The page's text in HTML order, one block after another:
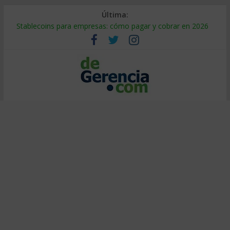
Última:
Stablecoins para empresas: cómo pagar y cobrar en 2026
Despido silencioso: qué es y por qué sale tan caro
IA en selección de personal: cómo auditarla a tiempo
Trabajo forzoso en la cadena de suministro: qué hacer
Mercado hispano de EE. UU.: cómo segmentarlo y venderle